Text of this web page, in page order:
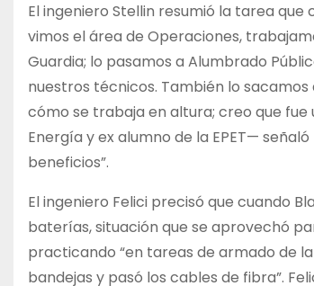
El ingeniero Stellin resumió la tarea que
vimos el área de Operaciones,
Guardia; lo pasamos a Alumbrado
nuestros técnicos. También lo
cómo se trabaja en altura; creo que
Energía y ex alumno de la EPET—
beneficios”.
El ingeniero Felici precisó que cuando
baterías, situación que se aprovechó
practicando “en tareas de armado de
bandejas y pasó los cables de fibra”.